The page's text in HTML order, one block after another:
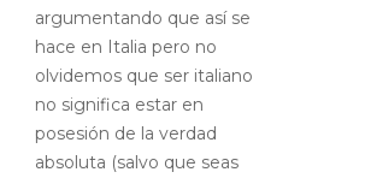
argumentando que así se
hace en Italia pero no
olvidemos que ser italiano
no significa estar en
posesión de la verdad
absoluta (salvo que seas